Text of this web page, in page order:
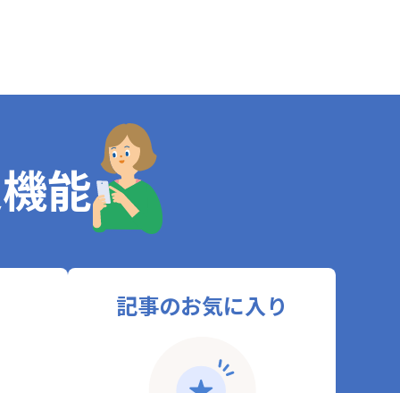
能
記事のお気に入り